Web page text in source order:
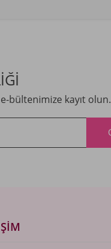
bültenimize kayıt olun.